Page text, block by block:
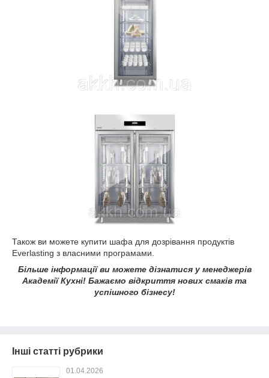
Також ви можете купити шафа для дозрівання продуктів
Everlasting з власними програмами.
Більше інформації ви можете дізнатися у менеджерів
Академії Кухні! Бажаємо відкриття нових смаків та
успішного бізнесу!
Інші статті рубрики
01.04.2026